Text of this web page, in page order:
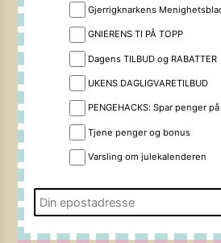
Gjerrigknarkens
GNIERENS TI PÅ TOPP
Dagens TILBUD og RABATTER
UKENS DAGLIGVARETILBUD
PENGEHACKS: Spar penger
Tjene penger og bonus
Varsling om julekalenderen